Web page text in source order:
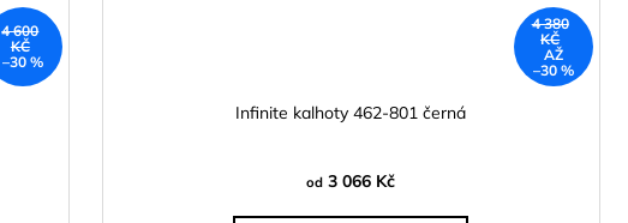
4 600
KČ
–30 %
4 380
KČ
AŽ
–30 %
Infinite kalhoty 462-801 černá
od 3 066 Kč